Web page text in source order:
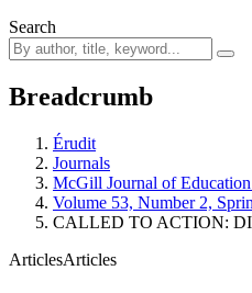
Search
Breadcrumb
Érudit
Journals
McGill Journal of
Volume 53, Number 2,
CALLED TO ACTION:
ArticlesArticles